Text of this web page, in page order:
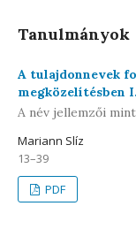
Tanulmányok
A tulajdonnevek
megközelítésben I.
A név jellemzői
Mariann Slíz
13–39
PDF